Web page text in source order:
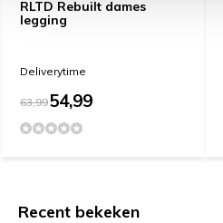
RLTD Rebuilt dames
legging
Deliverytime
63,9954,99
Recent bekeken